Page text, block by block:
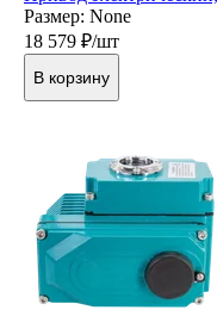
Размер: None
18 579 ₽/шт
В корзину